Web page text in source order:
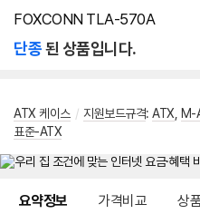
FOXCONN TLA-570A
단종된 상품입니다.
ATX 케이스 / 지원보드규격: ATX M-
표준-ATX
요약정보 가격비교 상